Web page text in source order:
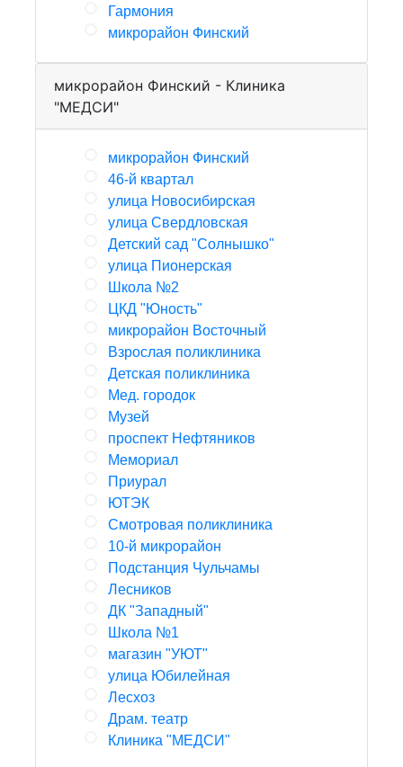
Гармония
микрорайон Финский
микрорайон Финский - Клиника
"МЕДСИ"
микрорайон Финский
46-й квартал
улица Новосибирская
улица Свердловская
Детский сад "Солнышко"
улица Пионерская
Школа №2
ЦКД "Юность"
микрорайон Восточный
Взрослая поликлиника
Детская поликлиника
Мед. городок
Музей
проспект Нефтяников
Мемориал
Приурал
ЮТЭК
Смотровая поликлиника
10-й микрорайон
Подстанция Чульчамы
Лесников
ДК "Западный"
Школа №1
магазин "УЮТ"
улица Юбилейная
Лесхоз
Драм. театр
Клиника "МЕДСИ"